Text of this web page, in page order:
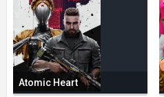
Atomic Heart